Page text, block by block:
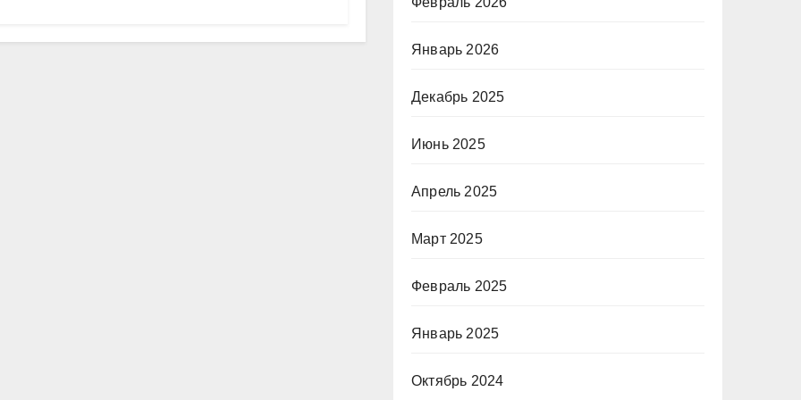
Январь 2026
Декабрь 2025
Июнь 2025
Апрель 2025
Март 2025
Февраль 2025
Январь 2025
Октябрь 2024